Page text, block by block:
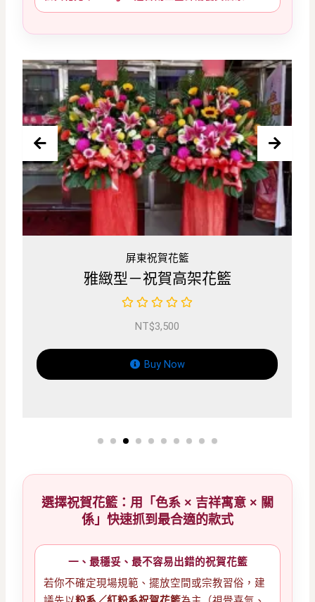
喜慶型－祝賀高架花
選擇祝賀花籃：用「色系 × 吉祥寓意 × 關
係」快速抓到最合適的款式
一、最穩妥、最不容易出錯的祝賀花籃
若你不確定現場規範、擺放空間或宗教習俗，建